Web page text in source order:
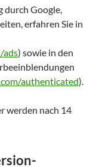
durch Google,
erfahren Sie in
ads) sowie in den
authenticated).
werden nach 14